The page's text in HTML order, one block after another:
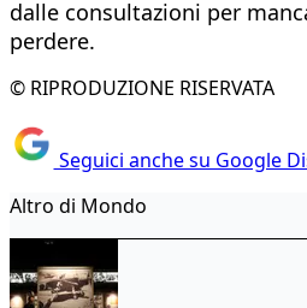
dalle consultazioni per
perdere.
© RIPRODUZIONE RISERVATA
Seguici anche su Google
Altro di Mondo